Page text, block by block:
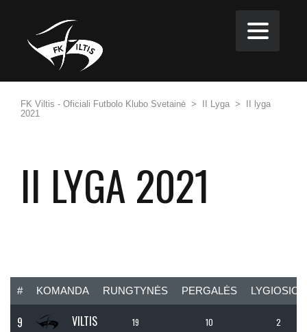
FK Viltis - Oficiali Futbolo Klubo Svetainė > II Lyga >
II lyga
2021
II LYGA 2021
# KOMANDA RUNGTYNĖS PERGALĖS LYGIOSIOS
9 VILTIS 19 10 2